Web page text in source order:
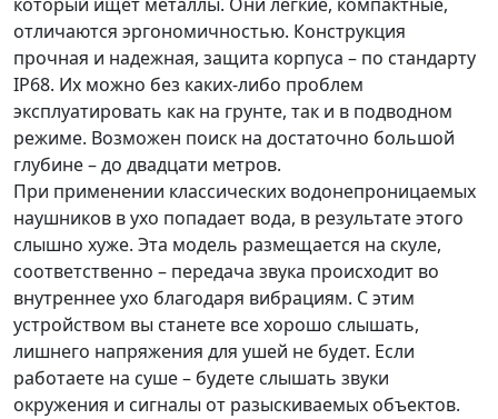
отличаются эргономичностью. Конструкция
прочная и надежная, защита корпуса – по стандарту
IP68. Их можно без каких-либо проблем
эксплуатировать как на грунте, так и в подводном
режиме. Возможен поиск на достаточно большой
глубине – до двадцати метров.
При применении классических водонепроницаемых
наушников в ухо попадает вода, в результате этого
слышно хуже. Эта модель размещается на скуле,
соответственно – передача звука происходит во
внутреннее ухо благодаря вибрациям. С этим
устройством вы станете все хорошо слышать,
лишнего напряжения для ушей не будет. Если
работаете на суше – будете слышать звуки
окружения и сигналы от разыскиваемых объектов.